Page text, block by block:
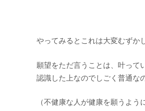
やってみるとこれは大変むずか
願望をただ言うことは、叶って
認識した上なのでしごく普通な
（不健康な人が健康を願うよう